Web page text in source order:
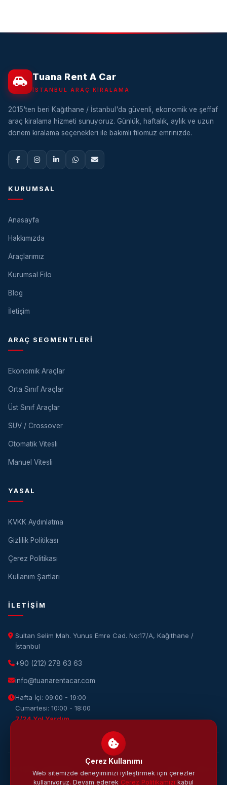
Tuana Rent A Car
İSTANBUL ARAÇ KIRALAMA
2015'ten beri Kağıthane / İstanbul'da güvenli, ekonomik ve şeffaf
araç kiralama hizmeti sunuyoruz. Günlük, haftalık, aylık ve uzun
dönem kiralama seçenekleri ile bakımlı filomuz emrinizde.
KURUMSAL
Anasayfa
Hakkımızda
Araçlarımız
Kurumsal Filo
Blog
İletişim
ARAÇ SEGMENTLERI
Ekonomik Araçlar
Orta Sınıf Araçlar
Üst Sınıf Araçlar
SUV / Crossover
Otomatik Vitesli
Manuel Vitesli
YASAL
KVKK Aydınlatma
Gizlilik Politikası
Çerez Politikası
Kullanım Şartları
İLETIŞIM
Sultan Selim Mah. Yunus Emre Cad. No:17/A, Kağıthane /
İstanbul
+90 (212) 278 63 63
info@tuanarentacar.com
Hafta İçi: 09:00 - 19:00
Cumartesi: 10:00 - 18:00
7/24 Yol Yardım
© 2026 Tuana Rent A Car. Tüm hakları saklıdır. · Tasarım & Yazılım:
DijiWOW
Çerez Kullanımı
Web sitemizde deneyiminizi iyileştirmek için çerezler
kullanıyoruz. Devam ederek Çerez Politikamızı kabul